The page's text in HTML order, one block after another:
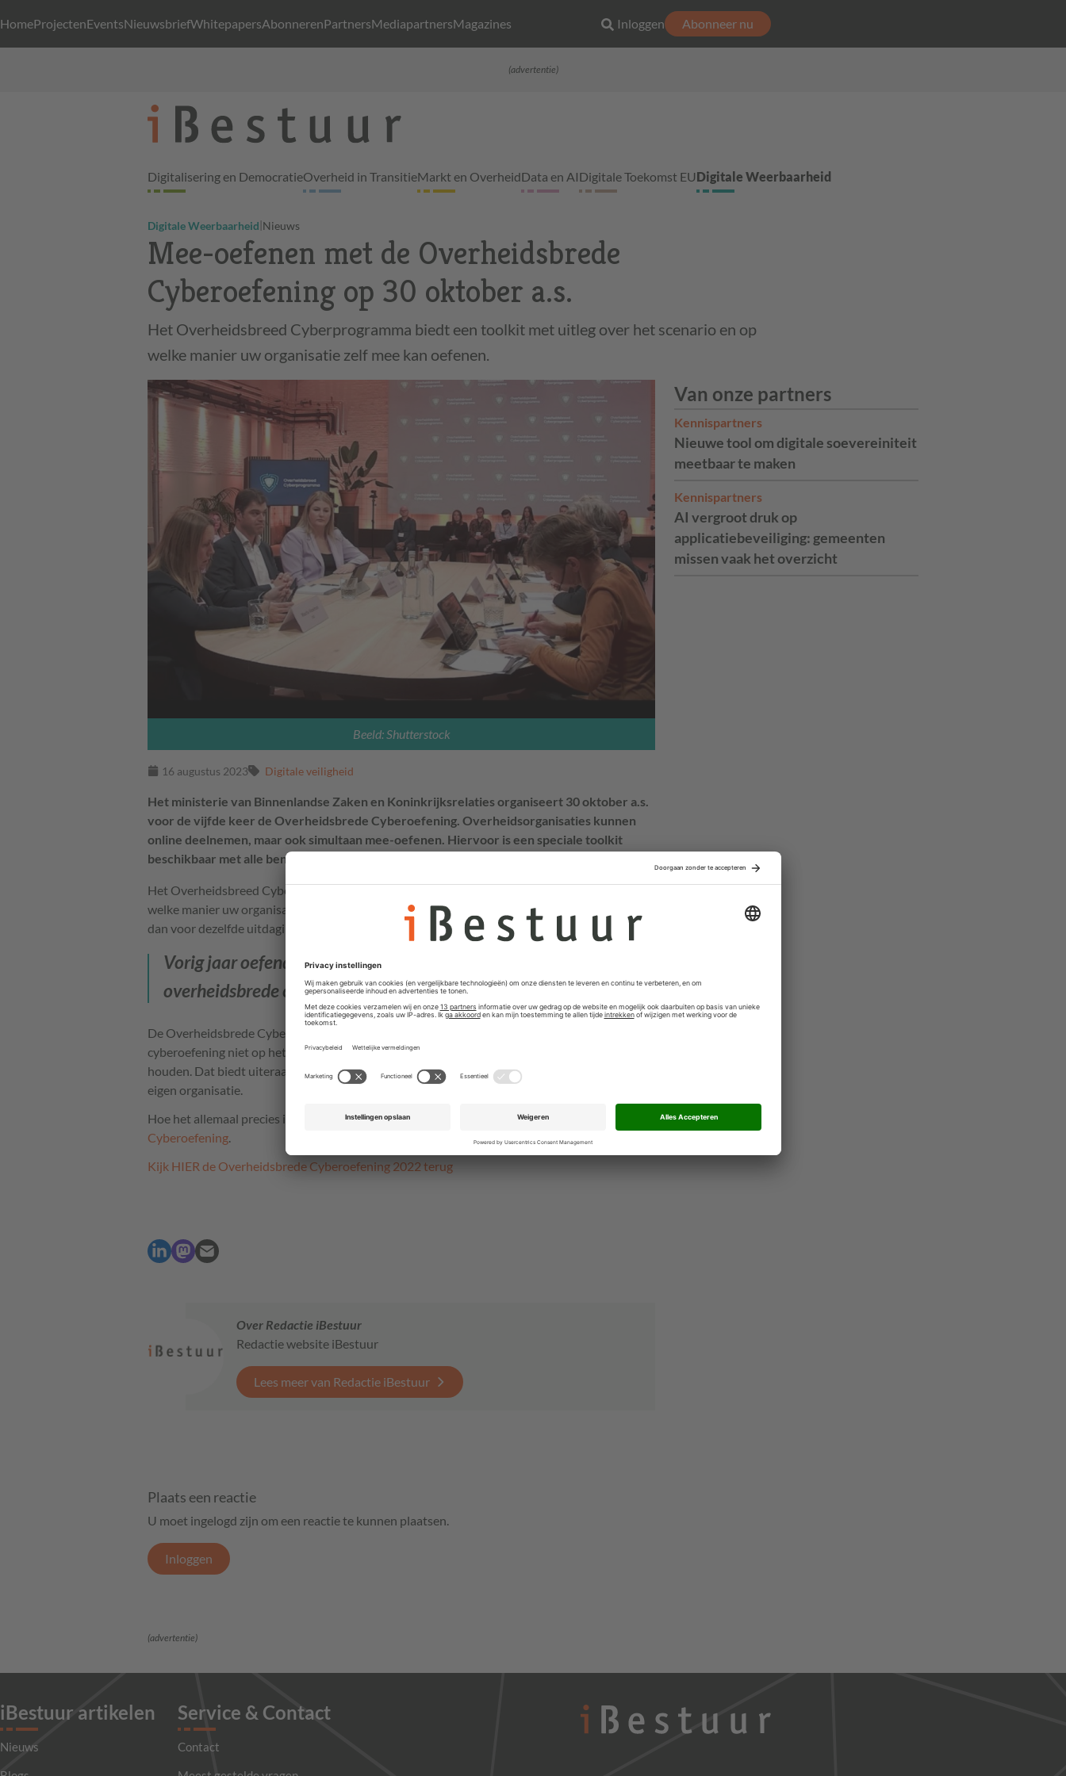
HomeProjectenEventsNieuwsbriefWhitepapersAbonnerenPartnersMediapartnersMagazines Inloggen Abonneer nu
(advertentie)
Digitalisering en DemocratieOverheid in TransitieMarkt en OverheidData en AIDigitale Toekomst EUDigitale Weerbaarheid
Digitale Weerbaarheid|Nieuws
Mee-oefenen met de Overheidsbrede
Cyberoefening op 30 oktober a.s.
Het Overheidsbreed Cyberprogramma biedt een toolkit met uitleg over het scenario en op
welke manier uw organisatie zelf mee kan oefenen.
Beeld: Shutterstock
16 augustus 2023 Digitale veiligheid
Van onze partners
Kennispartners
Nieuwe tool om digitale soevereiniteit
meetbaar te maken
Kennispartners
AI vergroot druk op
applicatiebeveiliging: gemeenten
missen vaak het overzicht
Het ministerie van Binnenlandse Zaken en Koninkrijksrelaties organiseert 30 oktober a.s.
voor de vijfde keer de Overheidsbrede Cyberoefening. Overheidsorganisaties kunnen
online deelnemen, maar ook simultaan mee-oefenen. Hiervoor is een speciale toolkit
beschikbaar met alle benodigdheden om uw eigen crisisoefening op te zetten.
Het Overheidsbreed Cyberprogramma biedt een toolkit met uitleg over het scenario en op
welke manier uw organisatie zelf mee kan oefenen. Het crisisteam van uw organisatie komt
dan voor dezelfde uitdagingen te staan als het crisisteam in de studio.
Vorig jaar oefenden ruim 100 organisaties simultaan mee met de
overheidsbrede cyberoefening.
De Overheidsbrede Cyberoefening start om 13:00 uur. Dit jaar wordt geadviseerd de eigen
cyberoefening niet op hetzelfde moment, maar 's ochtends tussen 9:00 en 12:00 uur te
houden. Dat biedt uiteraard mooi vergelijkingsmateriaal en goede leermomenten voor uw
eigen organisatie.
Hoe het allemaal precies in zijn werk gaat kunt u lezen op de
website van de Overheidsbrede
Cyberoefening.
Kijk HIER de Overheidsbrede Cyberoefening 2022 terug
Over Redactie iBestuur
Redactie website iBestuur
Lees meer van Redactie iBestuur
Plaats een reactie
U moet ingelogd zijn om een reactie te kunnen plaatsen.
Inloggen
(advertentie)
iBestuur artikelen
Nieuws
Service & Contact
Contact